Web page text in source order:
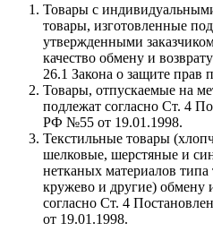
Товары с
товары, изготовленные
утвержденными
качество обмену и
26.1 Закона о защите прав
Товары, отпускаемые на
подлежат согласно Ст. 4
РФ №55 от 19.01.1998.
Текстильные товары
шелковые, шерстяные и
нетканых материалов типа
кружево и другие) обмену
согласно Ст. 4
от 19.01.1998.